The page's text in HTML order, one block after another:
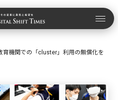
育機関での「cluster」利用の無償化を